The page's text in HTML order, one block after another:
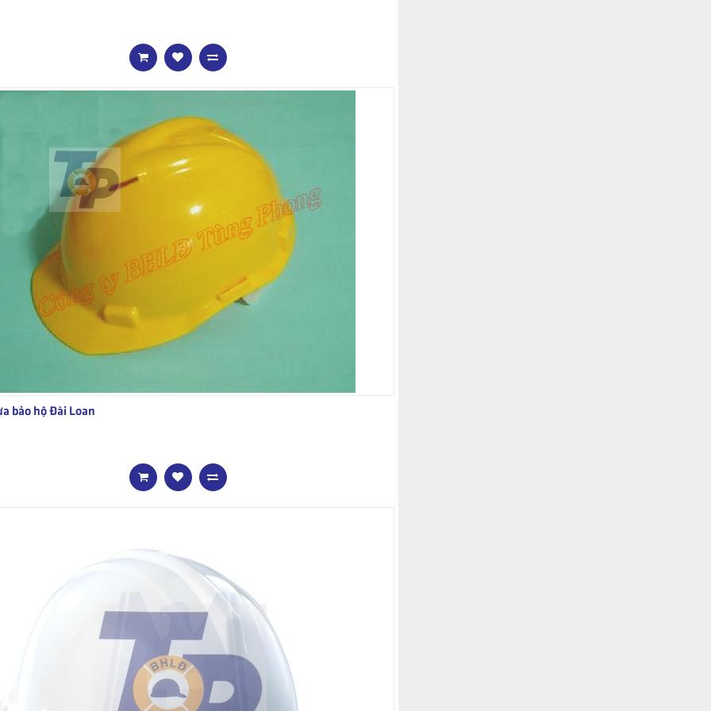
bảo hộ Đài Loan